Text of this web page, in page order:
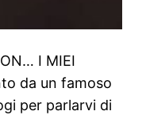
I MIEI
da un famoso
per parlarvi di